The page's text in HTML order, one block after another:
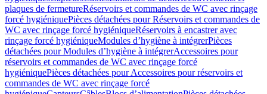
plaques de fermetureRéservoirs et commandes de WC avec rinçage
forcé hygiéniquePièces détachées pour Réservoirs et commandes de
WC avec rinçage forcé hygiéniqueRéservoirs à encastrer avec
rinçage forcé hygiéniqueModules d’hygiène à intégrerPièces
détachées pour Modules d’hygiène à intégrerAccessoires pour
réservoirs et commandes de WC avec rinçage forcé
hygiéniquePièces détachées pour Accessoires pour réservoirs et
commandes de WC avec rinçage forcé